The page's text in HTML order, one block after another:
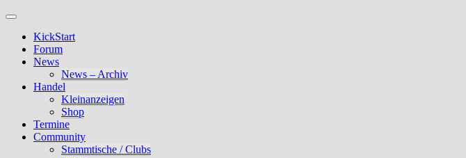
KickStart
Forum
News
News – Archiv
Handel
Kleinanzeigen
Shop
Termine
Community
Stammtische / Clubs